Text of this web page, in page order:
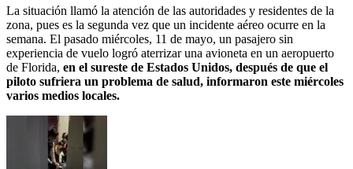
La situación llamó la atención de las autoridades y residentes de la
zona, pues es la segunda vez que un incidente aéreo ocurre en la
semana. El pasado miércoles, 11 de mayo, un pasajero sin
experiencia de vuelo logró aterrizar una avioneta en un aeropuerto
de Florida, en el sureste de Estados Unidos, después de que el
piloto sufriera un problema de salud, informaron este miércoles
varios medios locales.